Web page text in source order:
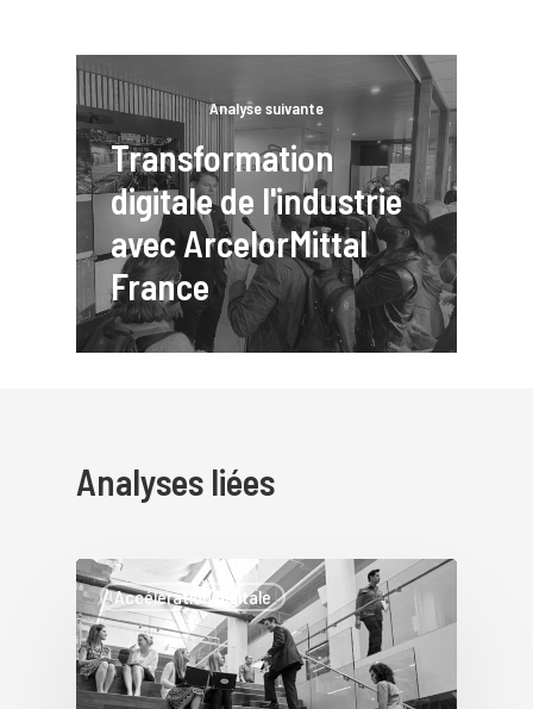
Analyse suivante
Transformation
digitale de l'industrie
avec ArcelorMittal
France
Analyses liées
Accélération digitale